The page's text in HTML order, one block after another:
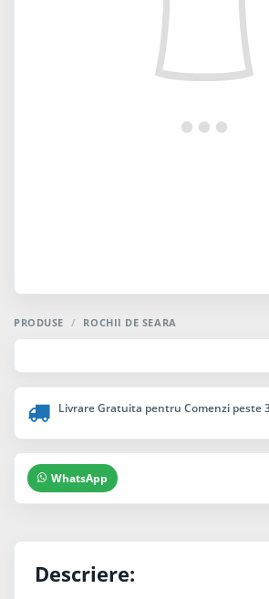
PRODUSE / ROCHII DE SEARA
Livrare Gratuita pentru Comenzi peste
WhatsApp
Descriere: